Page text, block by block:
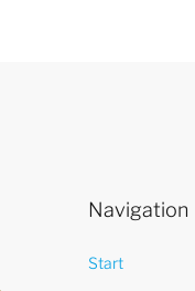
Navigation
Start